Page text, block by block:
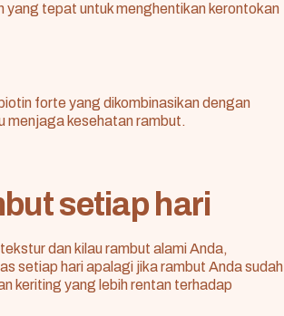
yang tepat untuk menghentikan kerontokan
forte yang dikombinasikan dengan
menjaga kesehatan rambut.
setiap hari
dan kilau rambut alami Anda,
setiap hari apalagi jika rambut Anda sudah
keriting yang lebih rentan terhadap